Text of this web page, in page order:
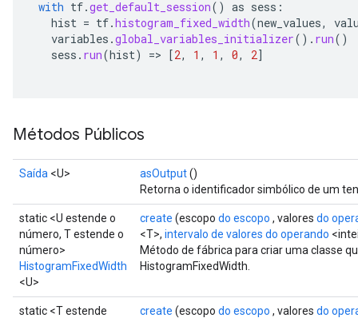
with tf.get_default_session() as sess :
hist = tf.histogram_fixed_width(new_values,
variables .global_variables_initializer(). run()
sess . run(hist) => [2, 1 , 1 , 0, 2]
Métodos Públicos
Saída <U> asOutput()
Retorna o identificador simbólico de um
static <U estende o
número, T estende o
número>
HistogramFixedWidth
<U>
create (escopo do escopo , valores do
<T>, intervalo de valores do operando
Método de fábrica para criar uma classe
HistogramFixedWidth.
static <T estende
create (escopo do escopo , valores do